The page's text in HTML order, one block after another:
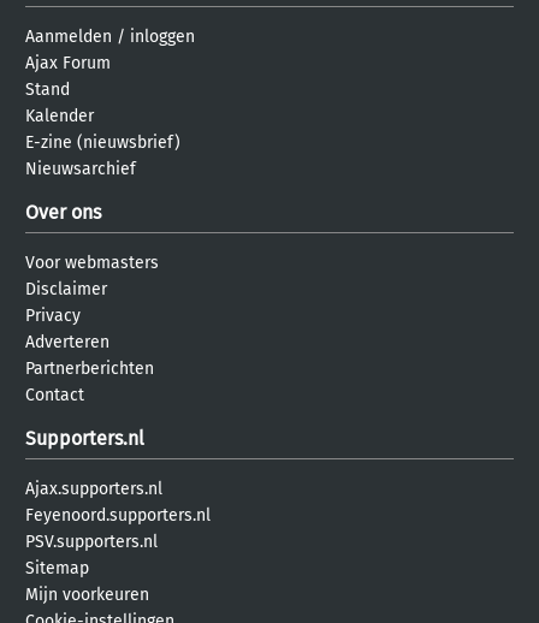
Aanmelden / inloggen
Ajax Forum
Stand
Kalender
E-zine (nieuwsbrief)
Nieuwsarchief
Over ons
Voor webmasters
Disclaimer
Privacy
Adverteren
Partnerberichten
Contact
Supporters.nl
Ajax.supporters.nl
Feyenoord.supporters.nl
PSV.supporters.nl
Sitemap
Mijn voorkeuren